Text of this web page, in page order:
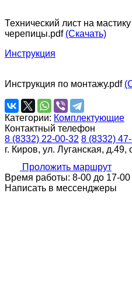
Технический лист на
черепицы.pdf (Скачать)
Инструкция
Инструкция по монтажу.pdf
Категории: Комплектующие
Контактный телефон
8 (8332) 22-00-32 8 (8332)
г. Киров, ул. Луганская, д.49,
Проложить маршрут
Время работы: 8-00 до 17-00
Написать в мессенджеры